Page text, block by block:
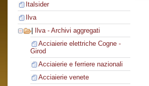
Italsider
Ilva
Ilva - Archivi aggregati
Acciaierie elettriche Cogne -
Girod
Acciaierie e ferriere nazionali
Acciaierie venete